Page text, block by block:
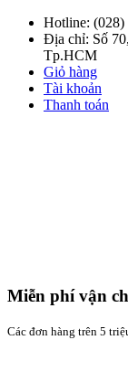
Hotline: (028)
Địa chỉ: Số
Tp.HCM
Giỏ hàng
Tài khoản
Thanh toán
Miễn phí vận
Các đơn hàng trên 5